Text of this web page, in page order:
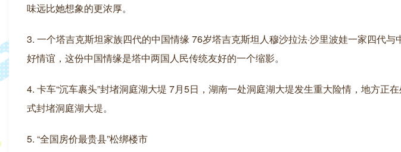
味远比她想象的更浓厚。
3. 一个塔吉克斯坦家族四代的中国情缘 76岁塔吉克斯坦人穆沙拉法·沙里波娃一家四代
好情谊，这份中国情缘是塔中两国人民传统友好的一个缩影。
4. 卡车“沉车裹头”封堵洞庭湖大堤 7月5日，湖南一处洞庭湖大堤发生重大险情，地方正
式封堵洞庭湖大堤。
5. “全国房价最贵县”松绑楼市